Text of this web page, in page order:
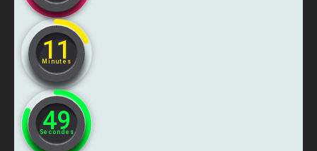
11
Minutes
47
Secondes